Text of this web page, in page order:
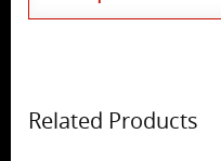
Related Products